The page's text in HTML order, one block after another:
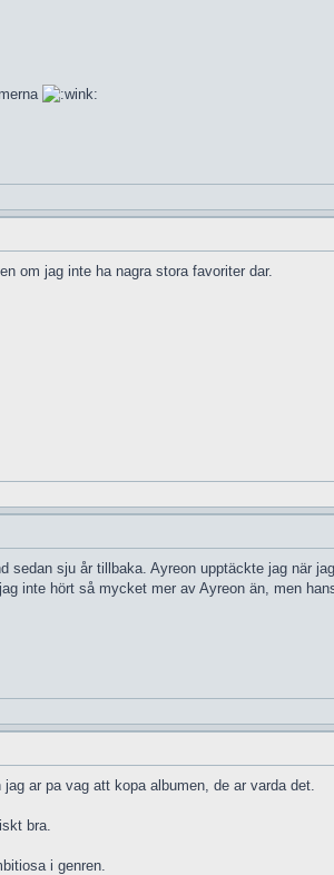
om jag inte ha nagra stora favoriter dar.
sju år tillbaka. Ayreon upptäckte jag när
inte hört så mycket mer av Ayreon än, men
ar pa vag att kopa albumen, de ar varda det.
bra.
i genren.